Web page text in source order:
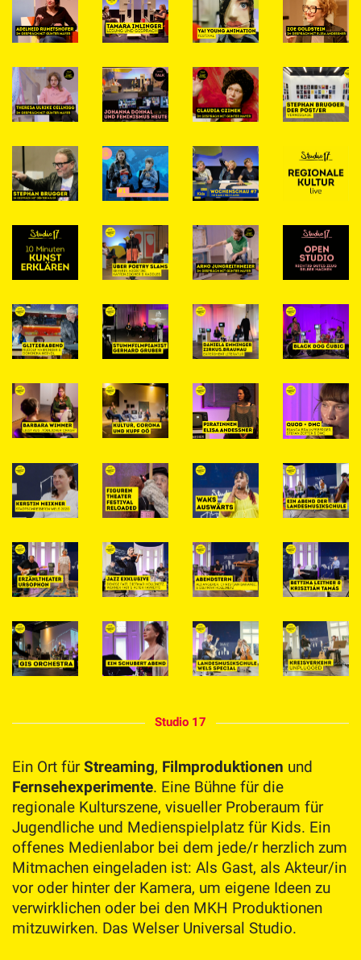
Studio 17
Ein Ort fürStreaming, Filmproduktionen und
Fernsehexperimente. Eine Bühne für die
regionale Kulturszene, visueller Proberaum für
Jugendliche und Medienspielplatz für Kids. Ein
offenes Medienlabor bei dem jede/r herzlich zum
Mitmachen eingeladen ist: Als Gast, als Akteur/in
vor oder hinter der Kamera, um eigene Ideen zu
verwirklichen oder bei den MKH Produktionen
mitzuwirken. Das Welser Universal Studio.